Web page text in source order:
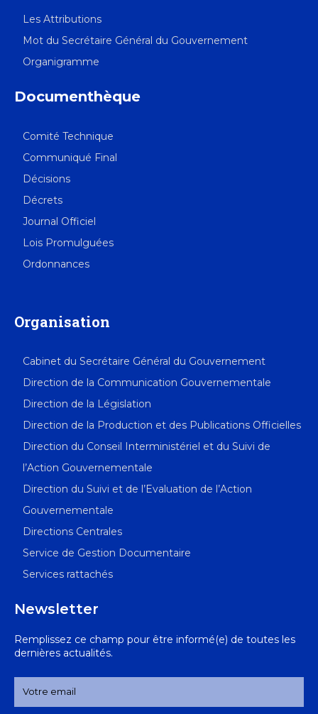
Les Attributions
Mot du Secrétaire Général du Gouvernement
Organigramme
Documenthèque
Comité Technique
Communiqué Final
Décisions
Décrets
Journal Officiel
Lois Promulguées
Ordonnances
Organisation
Cabinet du Secrétaire Général du Gouvernement
Direction de la Communication Gouvernementale
Direction de la Législation
Direction de la Production et des Publications Officielles
Direction du Conseil Interministériel et du Suivi de
l’Action Gouvernementale
Direction du Suivi et de l’Evaluation de l’Action
Gouvernementale
Directions Centrales
Service de Gestion Documentaire
Services rattachés
Newsletter
Remplissez ce champ pour être informé(e) de toutes les
dernières actualités.